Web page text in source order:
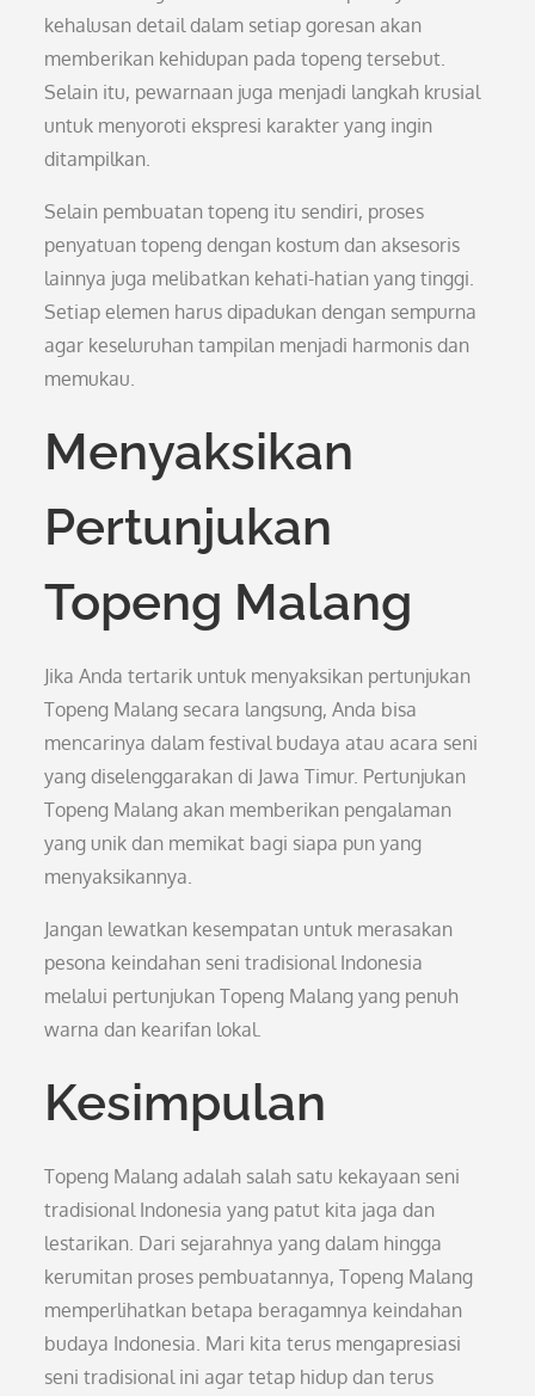
kehalusan detail dalam setiap goresan akan
memberikan kehidupan pada topeng tersebut.
Selain itu, pewarnaan juga menjadi langkah krusial
untuk menyoroti ekspresi karakter yang ingin
ditampilkan.
Selain pembuatan topeng itu sendiri, proses
penyatuan topeng dengan kostum dan aksesoris
lainnya juga melibatkan kehati-hatian yang tinggi.
Setiap elemen harus dipadukan dengan sempurna
agar keseluruhan tampilan menjadi harmonis dan
memukau.
Menyaksikan
Pertunjukan
Topeng Malang
Jika Anda tertarik untuk menyaksikan pertunjukan
Topeng Malang secara langsung, Anda bisa
mencarinya dalam festival budaya atau acara seni
yang diselenggarakan di Jawa Timur. Pertunjukan
Topeng Malang akan memberikan pengalaman
yang unik dan memikat bagi siapa pun yang
menyaksikannya.
Jangan lewatkan kesempatan untuk merasakan
pesona keindahan seni tradisional Indonesia
melalui pertunjukan Topeng Malang yang penuh
warna dan kearifan lokal.
Kesimpulan
Topeng Malang adalah salah satu kekayaan seni
tradisional Indonesia yang patut kita jaga dan
lestarikan. Dari sejarahnya yang dalam hingga
kerumitan proses pembuatannya, Topeng Malang
memperlihatkan betapa beragamnya keindahan
budaya Indonesia. Mari kita terus mengapresiasi
seni tradisional ini agar tetap hidup dan terus